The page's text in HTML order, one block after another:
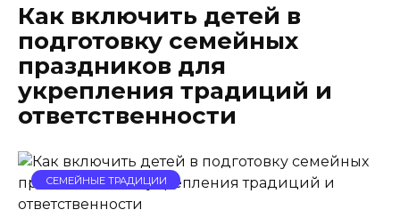
Как включить детей в
подготовку семейных
праздников для
укрепления традиций и
ответственности
СЕМЕЙНЫЕ ТРАДИЦИИ